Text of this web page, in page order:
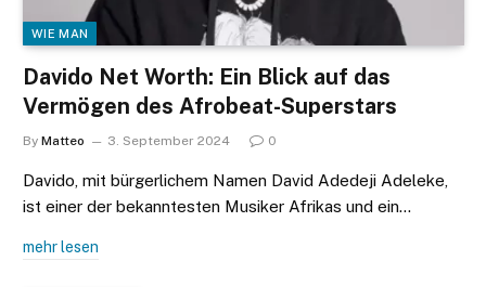
WIE MAN
Davido Net Worth: Ein Blick auf das
Vermögen des Afrobeat-Superstars
By Matteo 3. September 2024 0
Davido, mit bürgerlichem Namen David Adedeji Adeleke,
ist einer der bekanntesten Musiker Afrikas und ein…
mehr lesen